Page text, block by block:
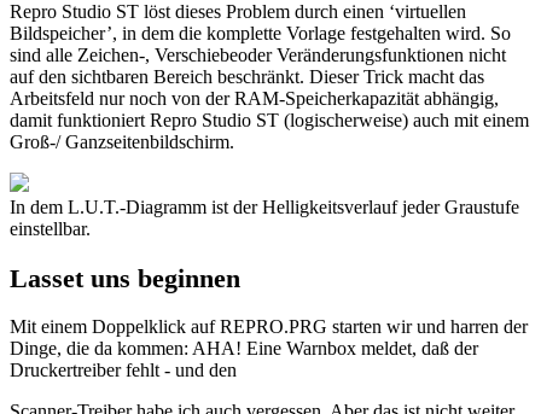
Repro Studio ST löst dieses Problem durch einen ‘virtuellen
Bildspeicher’, in dem die komplette Vorlage festgehalten wird. So
sind alle Zeichen-, Verschiebeoder Veränderungsfunktionen nicht
auf den sichtbaren Bereich beschränkt. Dieser Trick macht das
Arbeitsfeld nur noch von der RAM-Speicherkapazität abhängig,
damit funktioniert Repro Studio ST (logischerweise) auch mit einem
Groß-/ Ganzseitenbildschirm.
In dem L.U.T.-Diagramm ist der Helligkeitsverlauf jeder Graustufe
einstellbar.
Lasset uns beginnen
Mit einem Doppelklick auf REPRO.PRG starten wir und harren der
Dinge, die da kommen: AHA! Eine Warnbox meldet, daß der
Druckertreiber fehlt - und den